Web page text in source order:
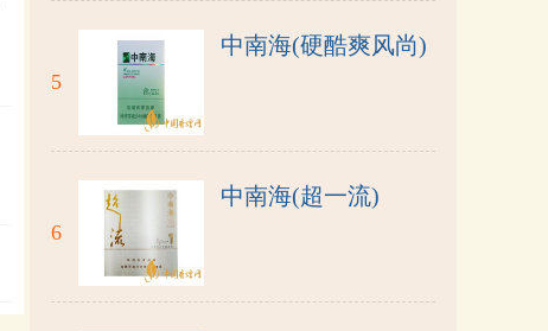
5
中南海(硬酷爽风尚)
6
中南海(超一流)